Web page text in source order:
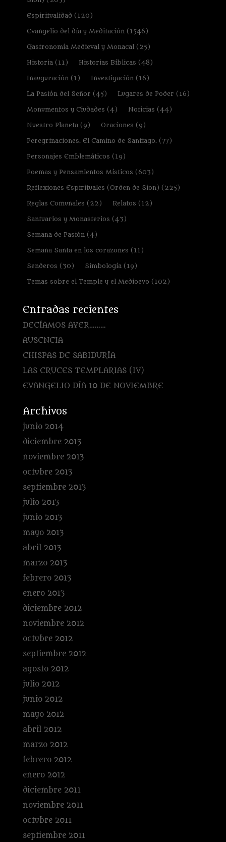
Espiritualidad (120)
Evangelio del día y Meditación (1546)
Gastronomía Medieval y Monacal (25)
Historia (11) Historias Bíblicas (48)
Inauguración (1) Investigación (16)
La Pasión del Señor (45) Lugares de Poder (16)
Monumentos y Ciudades (4) Noticias (44)
Nuestro Planeta (9) Oraciones (9)
Peregrinaciones. El Camino de Santiago. (77)
Personajes Emblemáticos (19)
Poemas y Pensamientos Místicos (603)
Reflexiones Espirituales (Orden de Sion) (225)
Reglas Comunales (22) Relatos (12)
Santuarios y Monasterios (43)
Semana de Pasión (4)
Semana Santa en los corazones (11)
Senderos (30) Simbología (19)
Temas sobre el Temple y el Medioevo (102)
Entradas recientes
DECÍAMOS AYER………
AUSENCIA
CHISPAS DE SABIDURÍA
LAS CRUCES TEMPLARIAS (IV)
EVANGELIO DÍA 10 DE NOVIEMBRE
Archivos
junio 2014
diciembre 2013
noviembre 2013
octubre 2013
septiembre 2013
julio 2013
junio 2013
mayo 2013
abril 2013
marzo 2013
febrero 2013
enero 2013
diciembre 2012
noviembre 2012
octubre 2012
septiembre 2012
agosto 2012
julio 2012
junio 2012
mayo 2012
abril 2012
marzo 2012
febrero 2012
enero 2012
diciembre 2011
noviembre 2011
octubre 2011
septiembre 2011